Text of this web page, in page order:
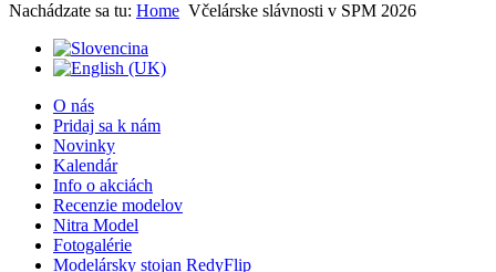
Nachádzate sa tu: Home Včelárske slávnosti v SPM 2026
O nás
Pridaj sa k nám
Novinky
Kalendár
Info o akciách
Recenzie modelov
Nitra Model
Fotogalérie
Modelársky stojan RedyFlip